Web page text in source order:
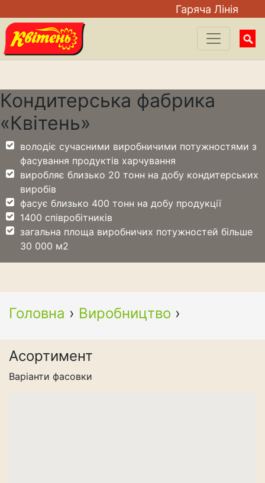
Гаряча Лiнiя
for:
Кондитерська фабрика
«Квітень»
володіє сучасними виробничими потужностями з
фасування продуктів харчування
виробляє близько 20 тонн на добу кондитерських
виробів
фасує близько 400 тонн на добу продукції
1400 співробітників
загальна площа виробничих потужностей більше
30 000 м2
Головна › Виробництво ›
Асортимент
Варіанти фасовки